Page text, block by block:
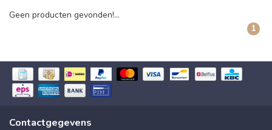
Geen producten gevonden!...
1
Contactgegevens